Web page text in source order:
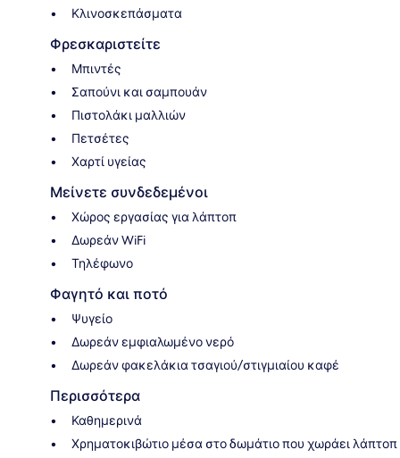
Κλινοσκεπάσματα
Φρεσκαριστείτε
Μπιντές
Σαπούνι και σαμπουάν
Πιστολάκι μαλλιών
Πετσέτες
Χαρτί υγείας
Μείνετε συνδεδεμένοι
Χώρος εργασίας για λάπτοπ
Δωρεάν WiFi
Τηλέφωνο
Φαγητό και ποτό
Ψυγείο
Δωρεάν εμφιαλωμένο νερό
Δωρεάν φακελάκια τσαγιού/στιγμιαίου καφέ
Περισσότερα
Καθημερινά
Χρηματοκιβώτιο μέσα στο δωμάτιο που χωράει λάπτοπ